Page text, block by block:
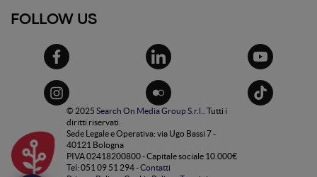
FOLLOW US
© 2025 Search On Media Group S.r.l.
. Tutti i
diritti riservati.
Sede Legale e Operativa: via Ugo Bassi 7 -
40121 Bologna
PIVA 02418200800 - Capitale sociale 10.000€
Tel: 051 09 51 294 -Contatti